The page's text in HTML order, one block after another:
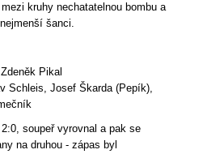
kruhy nechatatelnou bombu a
šanci.
Pikal
Schleis, Josef Škarda (Pepík),
soupeř vyrovnal a pak se
na druhou - zápas byl